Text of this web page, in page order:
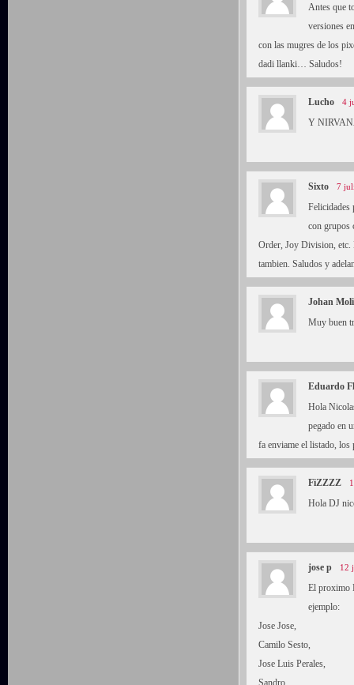
Antes que
versiones
con las mugres de los
dadi llanki… Saludos!
Lucho 4
Y
Sixto 7
Felicidades
con grupos
Order, Joy Division, etc.
tambien. Saludos y
Johan
Muy buen
Eduardo
Hola
pegado en
fa enviame el listado, los
FiZZZZ
Hola DJ
jose p 12
El proximo
ejemplo:
Jose Jose,
Camilo Sesto,
Jose Luis Perales,
Sandro,